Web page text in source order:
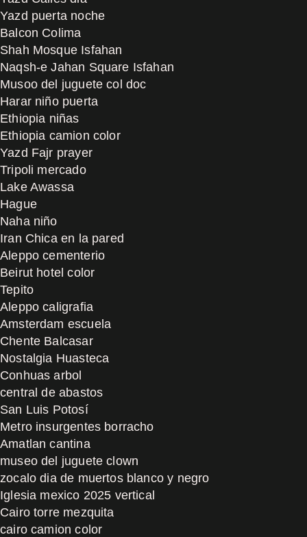
Yazd puerta noche
Balcon Colima
Shah Mosque Isfahan
Naqsh-e Jahan Square Isfahan
Musoo del juguete col doc
Harar niño puerta
Ethiopia niñas
Ethiopia camion color
Yazd Fajr prayer
Tripoli mercado
Lake Awassa
Hague
Naha niño
Iran Chica en la pared
Aleppo cementerio
Beirut hotel color
Tepito
Aleppo caligrafia
Amsterdam escuela
Chente Balcasar
Nostalgia Huasteca
Conhuas arbol
central de abastos
San Luis Potosí
Metro insurgentes borracho
Amatlan cantina
museo del juguete clown
zocalo dia de muertos blanco y negro
Iglesia mexico 2025 vertical
Cairo torre mezquita
cairo camion color